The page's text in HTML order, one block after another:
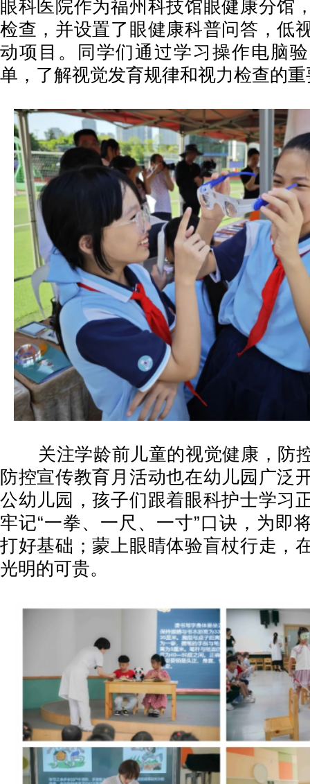
眼科医院作为福州科技馆眼健康分馆
检查，并设置了眼健康科普问答，低
动项目。同学们通过学习操作电脑
单，了解视觉发育规律和视力检查的
关注学龄前儿童的视觉健康，防
防控宣传教育月活动也在幼儿园广泛
公幼儿园，孩子们跟着眼科护士学习
牢记“一拳、一尺、一寸”口诀，为即
打好基础；蒙上眼睛体验盲杖行走，
光明的可贵。